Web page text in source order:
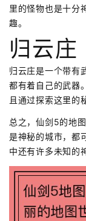
里的怪物也是十分
趣。
归云庄
归云庄是一个带有
都有着自己的武器
且通过探索这里的
总之，仙剑5的地
是神秘的城市，都
中还有许多未知的